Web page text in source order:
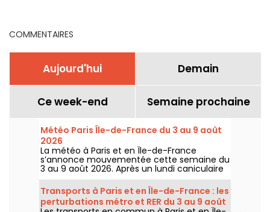
COMMENTAIRES
Aujourd'hui Demain
Ce week-end Semaine prochaine
Météo Paris Île-de-France du 3 au 9 août
2026
La météo à Paris et en Île-de-France
s’annonce mouvementée cette semaine du
3 au 9 août 2026. Après un lundi caniculaire
marqué par un risque d’orages, les
températures vont progressivement baisser
avant le retour d’un temps plus chaud et
ensoleillé pour le week-end.
Transports à Paris et en Île-de-France : les
perturbations métro et RER du 3 au 9 août